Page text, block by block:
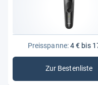
Preisspanne:4 € bis
Zur Bestenliste
: